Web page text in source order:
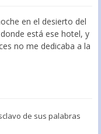
en el desierto del
está ese hotel, y
no me dedicaba a la
de sus palabras